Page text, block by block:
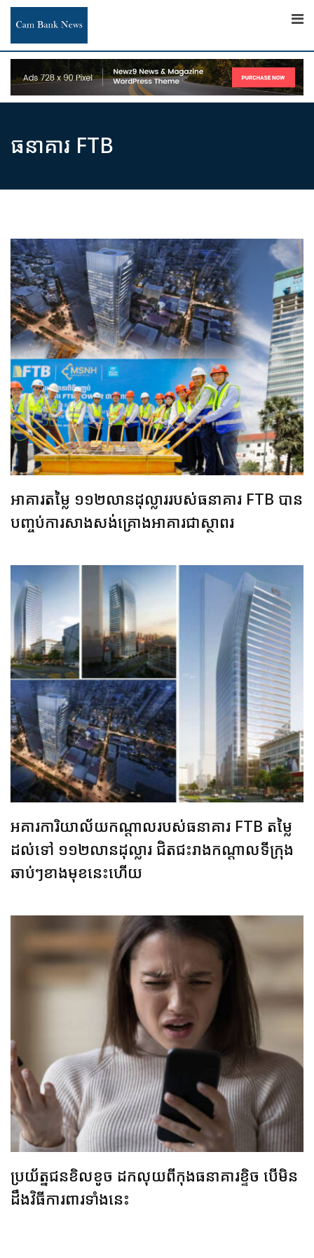
Skip
content
ធនាគារ FTB
អាគារតម្លៃ ១១២លានដុល្លាររបស់ធនាគារ FTB បាន
បញ្ចប់ការសាងសង់គ្រោងអាគារជាស្ថាពរ
អគារការិយាល័យកណ្តាលរបស់ធនាគារ FTB តម្លៃ
ដល់ទៅ ១១២លានដុល្លារ ជិតជះរាងកណ្តាលទីក្រុង
ឆាប់ៗខាងមុខនេះហើយ
ប្រយ័ត្នជនខិលខូច ដកលុយពីកុងធនាគារខ្ទិច បើមិន
ដឹងវិធីការពារទាំងនេះ